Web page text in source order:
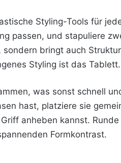
Styling-Tools für
passen, und stapuliere
bringt auch
Styling ist das Tablett.
was sonst schnell
hast, platziere sie
anheben kannst.
Formkontrast.